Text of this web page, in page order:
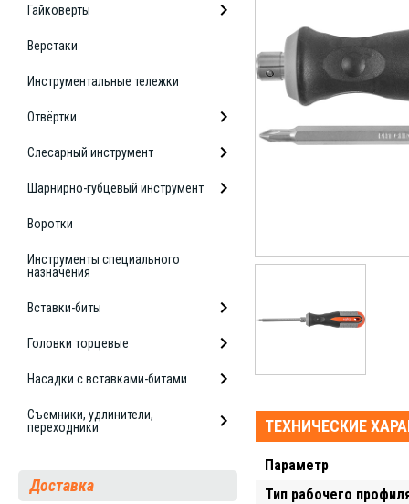
Гайковерты
Верстаки
Инструментальные тележки
Отвёртки
Слесарный инструмент
Шарнирно-губцевый инструмент
Воротки
Инструменты специального
назначения
Вставки-биты
Головки торцевые
Насадки с вставками-битами
Съемники, удлинители,
переходники
Доставка
ТЕХНИЧЕСКИЕ
Параметр
Тип рабочего